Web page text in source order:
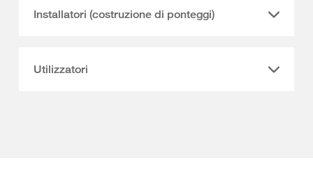
Installatori (costruzione di ponteggi)
Utilizzatori